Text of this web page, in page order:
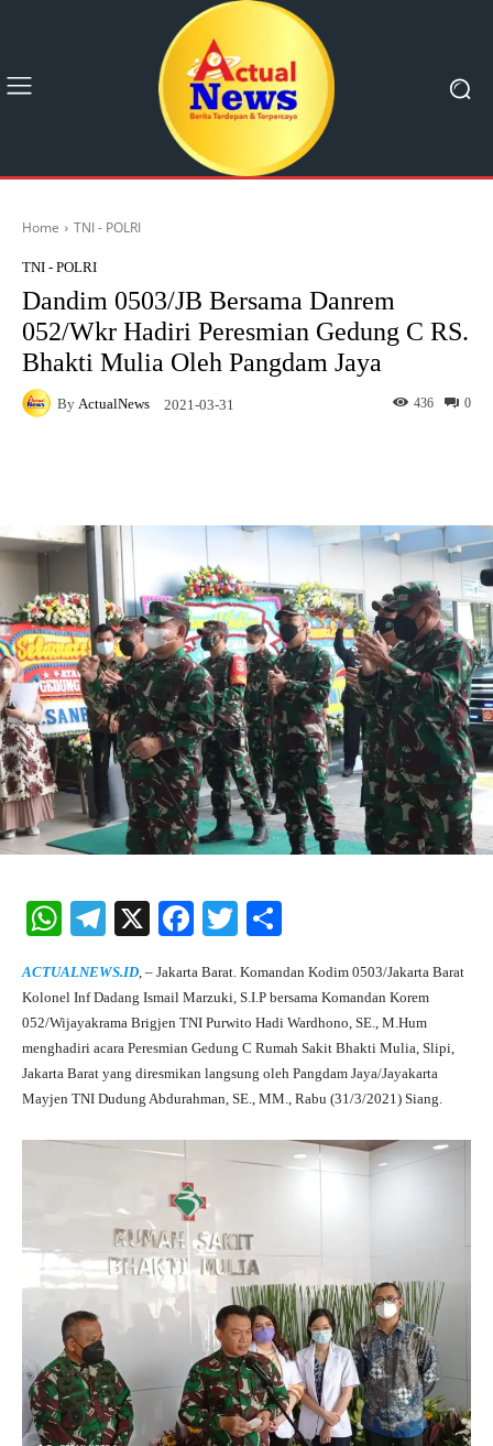
Home TNI - POLRI
TNI - POLRI
Dandim 0503/JB Bersama Danrem
052/Wkr Hadiri Peresmian Gedung C RS.
Bhakti Mulia Oleh Pangdam Jaya
By ActualNews 2021-03-31 0
436
W
ts
A
pp
Te
gr
a
m
X
Fa
bo
ok
T
tte
r
re
ACTUALNEWS.ID , – Jakarta Barat. Komandan Kodim 0503/Jakarta Barat
Kolonel Inf Dadang Ismail Marzuki, S.I.P bersama Komandan Korem
052/Wijayakrama Brigjen TNI Purwito Hadi Wardhono, SE., M.Hum
menghadiri acara Peresmian Gedung C Rumah Sakit Bhakti Mulia, Slipi,
Jakarta Barat yang diresmikan langsung oleh Pangdam Jaya/Jayakarta
Mayjen TNI Dudung Abdurahman, SE., MM., Rabu (31/3/2021) Siang.